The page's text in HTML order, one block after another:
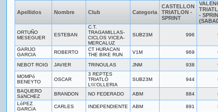
Apellidos Nombre Club Categoria
CASTELLON
TRIATLON -
SPRINT
-
ORTUÑO
MESEGUER
ESTEBAN
C.T.
TRAGAMILLAS-
CICLOS VICEA-
MERCALUZ
SUB23M 996
GARIJO
GARCIA
ROBERTO
CT HURACAN
THE BIKE RUN
V1M 969
NEBOT ROIG JAVIER TRINOULAS JNM 938
MOMPó
BENEYTO
OSCAR
3 REPTES
TRIATLÓ
L\\\'OLLERIA
SUB23M 944
BAQUERO
SáNCHEZ
BRANDON NO FEDERADO ABM 884
LóPEZ
GARCíA
CARLES INDEPENDIENTE ABM 891